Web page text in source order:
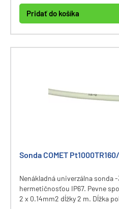
Pridať do košíka
Sonda COMET
Nenákladná univerzálna sonda
hermetičnosťou IP67. Pevne
2 x 0.14mm2 dĺžky 2 m. Dĺžka